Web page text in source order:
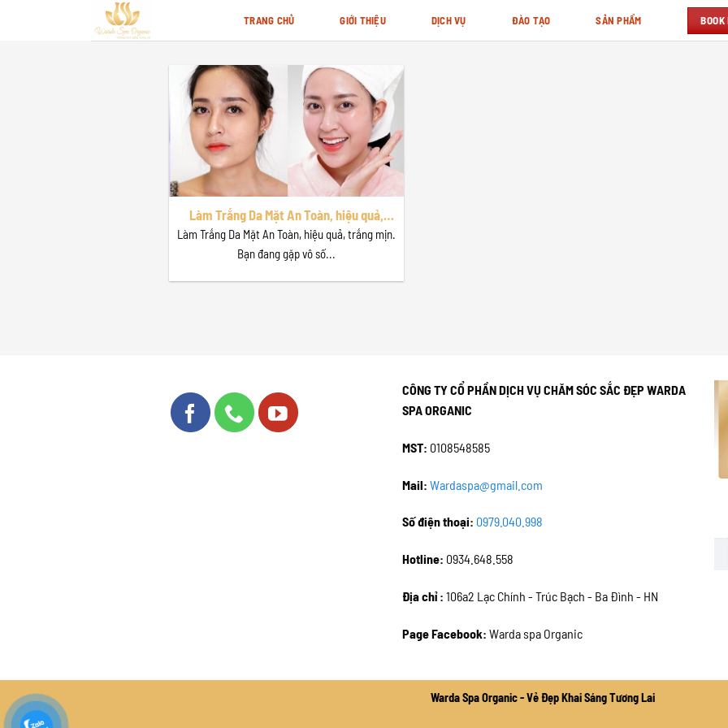
TRANG CHỦ GIỚI THIỆU DỊCH VỤ ĐÀO TẠO SẢN PHẨM BOOK
Làm Trắng Da Mặt An Toàn, hiệu quả,
mịn, trắng mịn
Làm Trắng Da Mặt An Toàn, hiệu quả, trắng mịn.
Bạn đang gặp vô số...
CÔNG TY CỔ PHẦN DỊCH VỤ CHĂM SÓC SẮC ĐẸP WARDA
SPA ORGANIC
MST: 0108548585
Mail:Wardaspa@gmail.com
Số điện thoại: 0979.040.998
Hotline: 0934.648.558
Địa chỉ : 106a2 Lạc Chính - Trúc Bạch - Ba Đình - HN
Page Facebook: Warda spa Organic
Warda Spa Organic - Vẻ Đẹp Khai Sáng Tương Lai